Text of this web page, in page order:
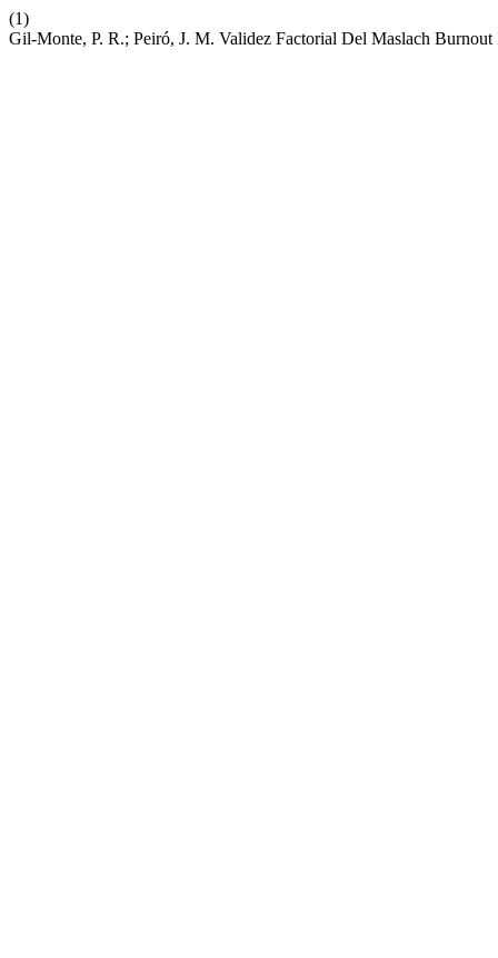
(1)
Gil-Monte, P. R.; Peiró, J. M. Validez Factorial Del Maslach